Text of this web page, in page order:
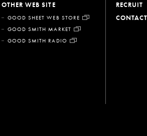
OTHER WEB SITE
GOOD SHEET WEB STORE
GOOD SMITH MARKET
GOOD SMITH RADIO
RECRUIT
CONTACT